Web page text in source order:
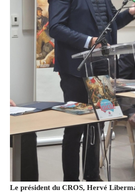
Le président du CROS, Hervé